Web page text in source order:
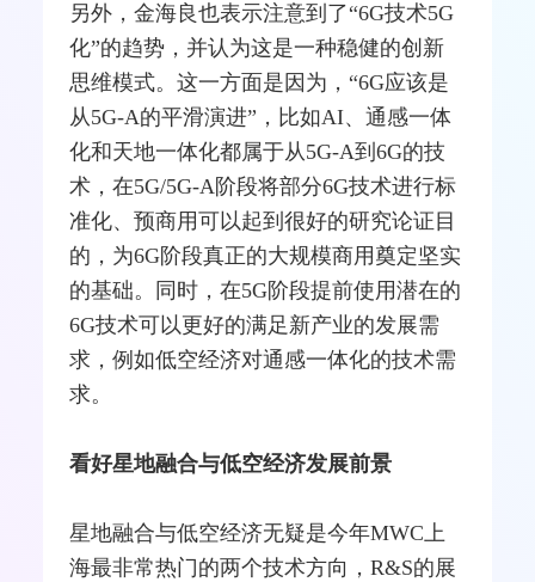
另外，金海良也表示注意到了“6G技术5G
化”的趋势，并认为这是一种稳健的创新
思维模式。这一方面是因为，“6G应该是
从5G-A的平滑演进”，比如AI、通感一体
化和天地一体化都属于从5G-A到6G的技
术，在5G/5G-A阶段将部分6G技术进行标
准化、预商用可以起到很好的研究论证目
的，为6G阶段真正的大规模商用奠定坚实
的基础。同时，在5G阶段提前使用潜在的
6G技术可以更好的满足新产业的发展需
求，例如低空经济对通感一体化的技术需
求。
看好星地融合与低空经济发展前景
星地融合与低空经济无疑是今年MWC上
海最非常热门的两个技术方向，R&S的展